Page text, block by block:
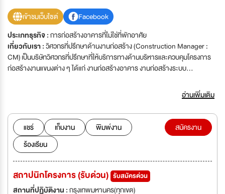
เข้าชมเว็บไซต์
Facebook
ประเภทธุรกิจ :การก่อสร้างอาคารที่ไม่ใช่ที่พักอาศัย
เกี่ยวกับเรา :วิศวกรที่ปรึกษาด้านงานก่อสร้าง (Construction Manager :
CM) เป็นบริษัทวิศวกรที่ปรึกษาที่ให้บริการทางด้านบริหารและควบคุมโครงการ
ก่อสร้างงานแขนงต่าง ๆ ได้แก่ งานก่อสร้างอาคาร งานก่อสร้างระบบ
ระบบต่างๆ งานสำรวจปริมาณงานและราคา รวมถึงโครงการก่อสร้างที่ต้อง
อาศัยความชำนาญเฉพาะด้าน มีกลุ่มลูกค้าเป้าหมายทั้งที่เป็นโครงการก่อสร้าง
ของภาครัฐและภาคเอกชนโดยให้คำปรึกษา ให้บริการบริหารโครงการ บริหาร
งานก่อสร้าง และควบคุมการก่อสร้างทุกแขนง เพื่อให้โครงการบรรลุวัตถุประสงค์
และเป้าหมายของเจ้าของโครงการ ทั้งด้านคุณภาพ เวลาในการดำเนินงานและงบ
ประมาณ
อ่านเพิ่มเติม
แชร์ เก็บงาน
พิมพ์งาน
ร้องเรียน
สมัครงาน
สถาปนิกโครงการ (รับด่วน) รับสมัครด่วน
สถานที่ปฏิบัติงาน :กรุงเทพมหานคร(ทุกเขต)